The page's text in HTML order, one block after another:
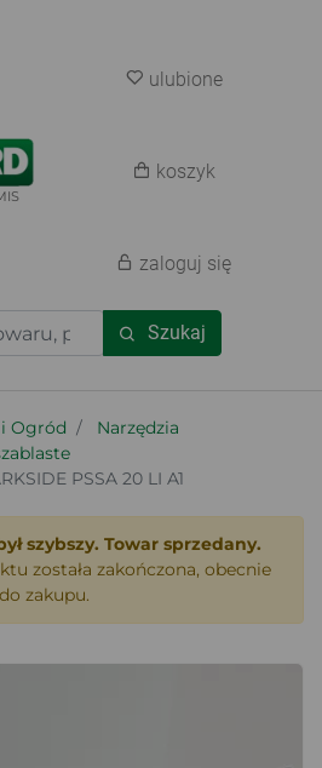
Szukaj
ulubione
koszyk
zaloguj się
Ogród
Narzędzia
PSSA 20 LI A1
szybszy. Towar sprzedany.
została zakończona, obecnie
zakupu.